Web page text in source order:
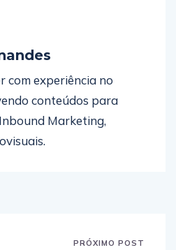
com experiência no
conteúdos para
Marketing,
PRÓXIMO POST